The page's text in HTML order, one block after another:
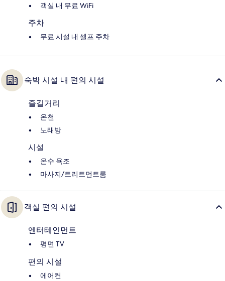
객실 내 무료 WiFi
주차
무료 시설 내 셀프 주차
숙박 시설 내 편의 시설
즐길거리
온천
노래방
시설
온수 욕조
마사지/트리트먼트룸
객실 편의 시설
엔터테인먼트
평면 TV
편의 시설
에어컨